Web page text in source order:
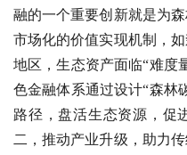
融的一个重要创新就是为
市场化的价值实现机制，
地区，生态资产面临“难度
色金融体系通过设计“森
路径，盘活生态资源，促
二，推动产业升级，助力